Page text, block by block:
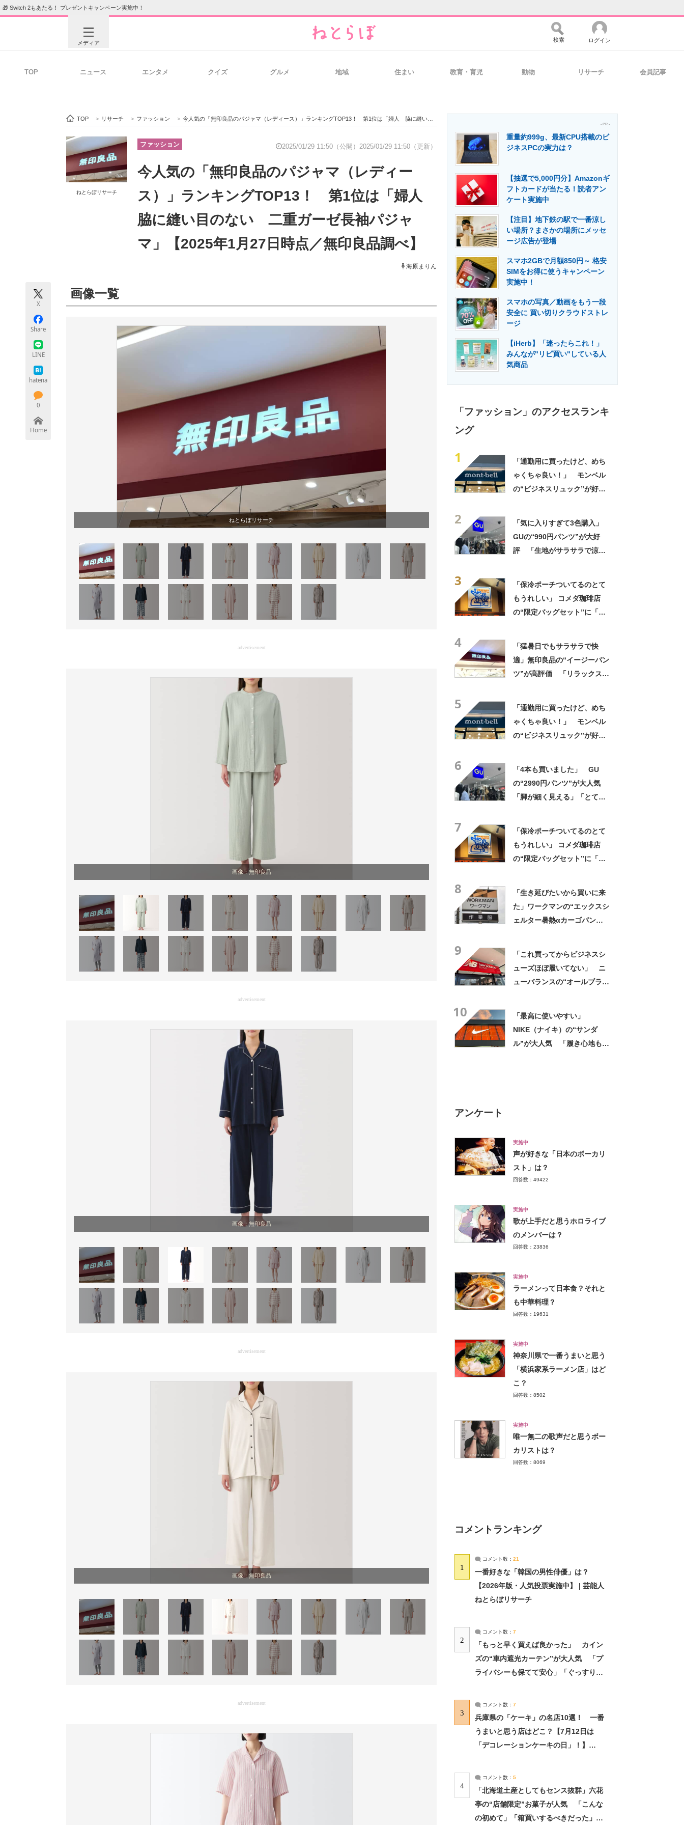
🎁 Switch 2もあたる！ プレゼントキャンペーン実施中！
メディア
ビジネスと働き方のヒント 経営リーダーのコミュニティ マーケ×ITの今がよく分かる
製造業のIT導入・活用を支援
エレクトロニクス専門サイト 電子設計の基本と応用 エネルギーの専門メディア 建設×テクノロジーの最前線
検索 ログイン
TOP ニュース エンタメ クイズ グルメ 地域 住まい 教育・育児 動物 リサーチ 会員記事
TOP > リサーチ > ファッション > 今人気の「無印良品のパジャマ（レディース）」ランキングTOP13！ 第1位は「婦人 脇に縫い目のない 二重ガーゼ長袖パジャマ」【2025年1月27日時点／無印良品調べ】
ねとらぼリサーチ
ファッション 2025/01/29 11:50（公開） 2025/01/29 11:50（更新）
今人気の「無印良品のパジャマ（レディー
ス）」ランキングTOP13！ 第1位は「婦人
脇に縫い目のない 二重ガーゼ長袖パジャ
マ」【2025年1月27日時点／無印良品調べ】
海原まりん
X
Share
LINE
hatena
0
Home
画像一覧
ねとらぼリサーチ
advertisement
画像：無印良品
advertisement
画像：無印良品
advertisement
画像：無印良品
advertisement
- PR -
重量約999g、最新CPU搭載のビ
ジネスPCの実力は？
【抽選で5,000円分】Amazonギ
フトカードが当たる！読者アン
ケート実施中
【注目】地下鉄の駅で一番涼し
い場所？まさかの場所にメッセ
ージ広告が登場
スマホ2GBで月額850円～ 格安
SIMをお得に使うキャンペーン
実施中！
スマホの写真／動画をもう一段
安全に 買い切りクラウドストレ
ージ
【iHerb】「迷ったらこれ！」
みんなが"リピ買い"している人
気商品
「ファッション」のアクセスランキ
ング
1
「通勤用に買ったけど、めち
ゃくちゃ良い！」 モンベル
の“ビジネスリュック”が好
2
「気に入りすぎて3色購入」
GUの“990円パンツ”が大好
評 「生地がサラサラで涼し
3
「保冷ポーチついてるのとて
もうれしい」 コメダ珈琲店
の“限定バッグセット”に「ペ
4
「猛暑日でもサラサラで快
適」無印良品の“イージーパン
ツ”が高評価 「リラックスで
5
「通勤用に買ったけど、めち
ゃくちゃ良い！」 モンベル
の“ビジネスリュック”が好
6
「4本も買いました」 GU
の“2990円パンツ”が大人気
「脚が細く見える」「とても
7
「保冷ポーチついてるのとて
もうれしい」 コメダ珈琲店
の“限定バッグセット”に「ペ
8
「生き延びたいから買いに来
た」ワークマンの“エックスシ
ェルター暑熱αカーゴパン
9
「これ買ってからビジネスシ
ューズほぼ履いてない」 ニ
ューバランスの“オールブラッ
10
「最高に使いやすい」
NIKE（ナイキ）の“サンダ
ル”が大人気 「履き心地もク
アンケート
実施中
声が好きな「日本のボーカリ
スト」は？
回答数：49422
実施中
歌が上手だと思うホロライブ
のメンバーは？
回答数：23836
実施中
ラーメンって日本食？それと
も中華料理？
回答数：19631
実施中
神奈川県で一番うまいと思う
「横浜家系ラーメン店」はど
こ？
回答数：8502
実施中
唯一無二の歌声だと思うボー
カリストは？
回答数：8069
コメントランキング
1
コメント数： 21
一番好きな「韓国の男性俳優」は？
【2026年版・人気投票実施中】 | 芸能人
ねとらぼリサーチ
2
コメント数： 7
「もっと早く買えば良かった」 カイン
ズの“車内遮光カーテン”が大人気 「プ
ライバシーも保てて安心」「ぐっすり眠
3
コメント数： 7
兵庫県の「ケーキ」の名店10選！ 一番
うまいと思う店はどこ？【7月12日は
「デコレーションケーキの日」！】
4
コメント数： 5
「北海道土産としてもセンス抜群」六花
亭の“店舗限定”お菓子が人気 「こんな
の初めて」「箱買いするべきだった」